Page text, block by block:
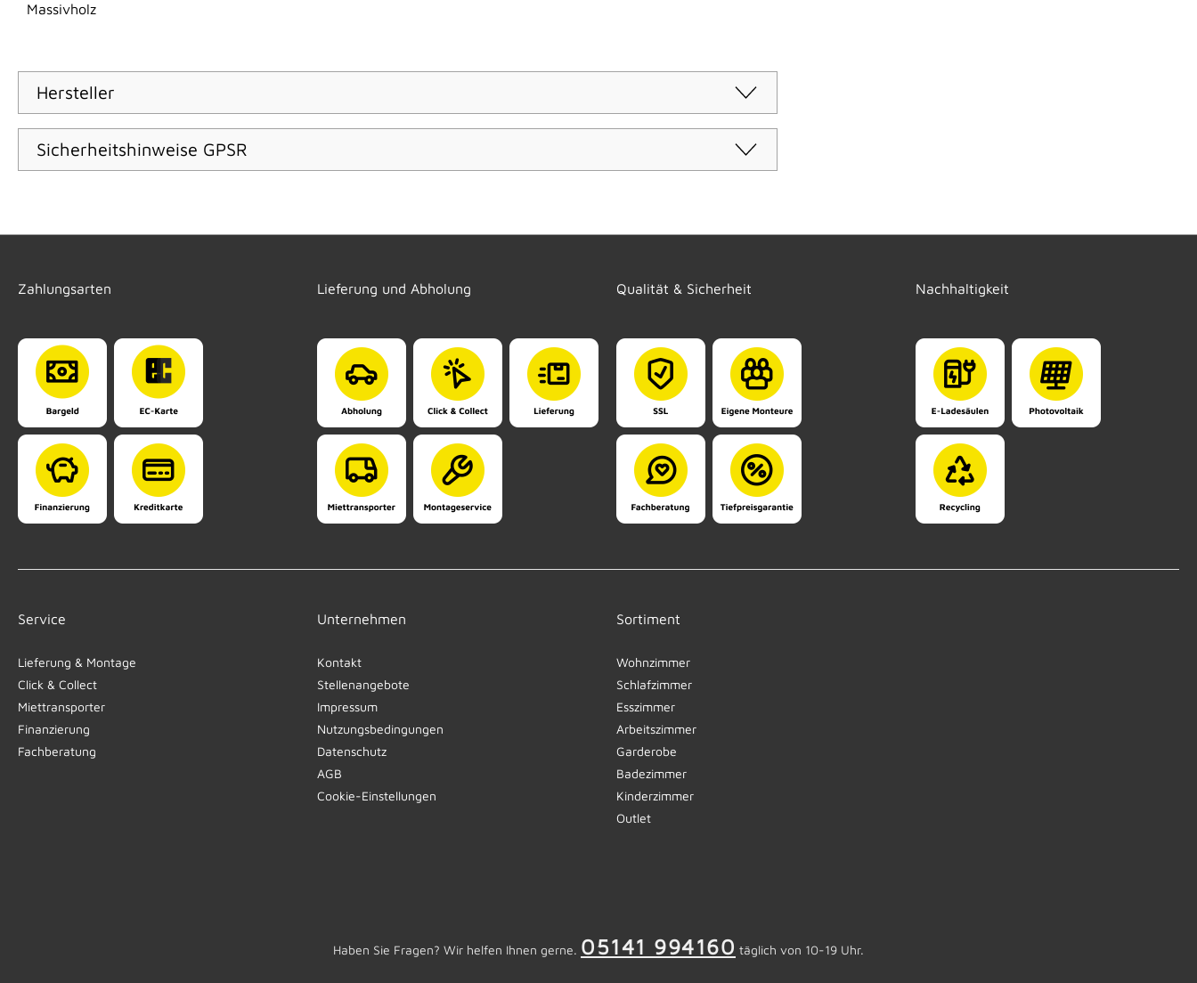
Massivholz
Hersteller
Sicherheitshinweise GPSR
Zahlungsarten Lieferung und Abholung Qualität & Sicherheit Nachhaltigkeit
Service
Lieferung & Montage
Click & Collect
Miettransporter
Finanzierung
Fachberatung
Unternehmen
Kontakt
Stellenangebote
Impressum
Nutzungsbedingungen
Datenschutz
AGB
Cookie-Einstellungen
Sortiment
Wohnzimmer
Schlafzimmer
Esszimmer
Arbeitszimmer
Garderobe
Badezimmer
Kinderzimmer
Outlet
Haben Sie Fragen? Wir helfen Ihnen gerne. 05141 994160 täglich von 10-19 Uhr.